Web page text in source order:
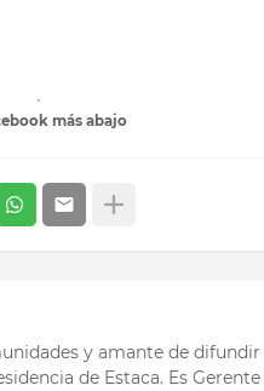
más abajo
y amante de
de Estaca. Es